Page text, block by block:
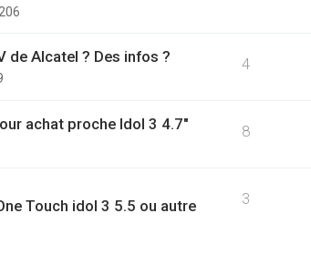
de Alcatel ? Des infos ? 4
achat proche Idol 3 4.7" 8
Touch idol 3 5.5 ou autre
3